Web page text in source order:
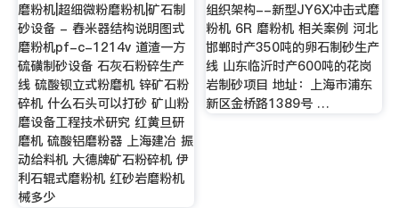
磨粉机|超细微粉磨粉机|矿石制
砂设备 - 舂米器结构说明图式
磨粉机pf-c-1214v 道渣一方
硫磺制砂设备 石灰石粉碎生产
线 硫酸钡立式粉磨机 锌矿石粉
碎机 什么石头可以打砂 矿山粉
磨设备工程技术研究 红黄旦研
磨机 硫酸铝磨粉器 上海建冶 振
动给料机 大德牌矿石粉碎机 伊
利石辊式磨粉机 红砂岩磨粉机
械多少
组织架构--新型JY6X冲击式磨
粉机 6R 磨粉机 相关案例 河北
邯郸时产350吨的卵石制砂生产
线 山东临沂时产600吨的花岗
岩制砂项目 地址：上海市浦东
新区金桥路1389号 …